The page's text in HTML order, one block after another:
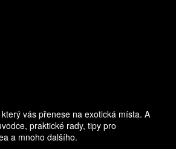
vás přenese na exotická místa. A
praktické rady, tipy pro
a mnoho dalšího.